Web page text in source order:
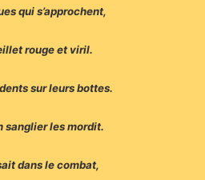
qui s’approchent,
rouge et viril.
sur leurs bottes.
sanglier les mordit.
dans le combat,